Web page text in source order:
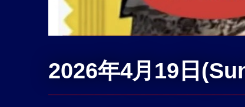
2026年4月19日